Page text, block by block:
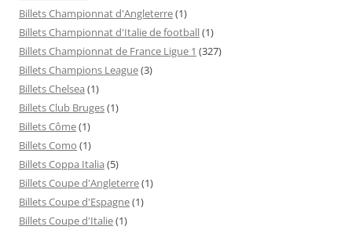
Billets Championnat d'Angleterre(1)
Billets Championnat d'Italie de football(1)
Billets Championnat de France Ligue 1 (327)
Billets Champions League(3)
Billets Chelsea (1)
Billets Club Bruges(1)
Billets Côme(1)
Billets Como (1)
Billets Coppa Italia (5)
Billets Coupe d'Angleterre(1)
Billets Coupe d'Espagne(1)
Billets Coupe d'Italie(1)